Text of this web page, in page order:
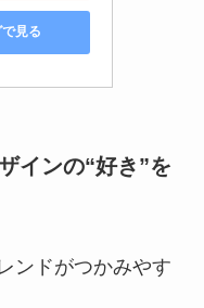
見る
インの“好き”を
ンドがつかみやす